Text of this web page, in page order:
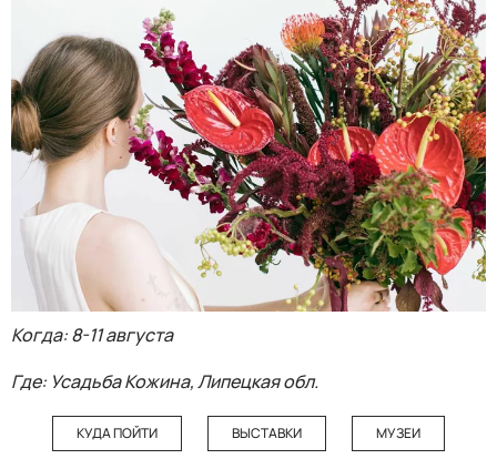
Когда: 8-11 августа
Где: Усадьба Кожина, Липецкая обл.
КУДА ПОЙТИ ВЫСТАВКИ МУЗЕИ